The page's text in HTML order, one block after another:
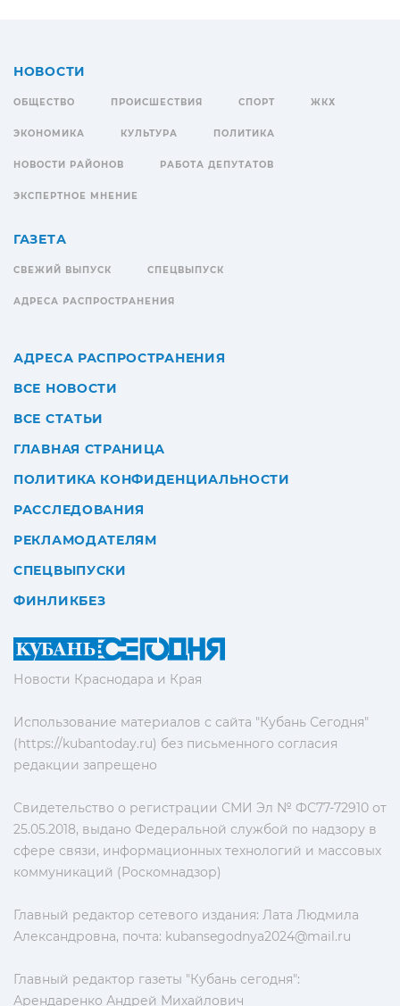
Новости Краснодара и Края
Использование материалов с сайта "Кубань Сегодня"
(https://kubantoday.ru) без письменного согласия
редакции запрещено
Свидетельство о регистрации СМИ Эл № ФС77-72910 от
25.05.2018, выдано Федеральной службой по надзору в
сфере связи, информационных технологий и массовых
коммуникаций (Роскомнадзор)
Главный редактор сетевого издания: Лата Людмила
Александровна, почта: kubansegodnya2024@mail.ru
Главный редактор газеты "Кубань сегодня":
Арендаренко Андрей Михайлович
НОВОСТИ
ОБЩЕСТВО ПРОИСШЕСТВИЯ СПОРТ ЖКХ
ЭКОНОМИКА КУЛЬТУРА ПОЛИТИКА
НОВОСТИ РАЙОНОВ РАБОТА ДЕПУТАТОВ
ЭКСПЕРТНОЕ МНЕНИЕ
ГАЗЕТА
СВЕЖИЙ ВЫПУСК СПЕЦВЫПУСК
АДРЕСА РАСПРОСТРАНЕНИЯ
АДРЕСА РАСПРОСТРАНЕНИЯ
ВСЕ НОВОСТИ
ВСЕ СТАТЬИ
ГЛАВНАЯ СТРАНИЦА
ПОЛИТИКА КОНФИДЕНЦИАЛЬНОСТИ
РАССЛЕДОВАНИЯ
РЕКЛАМОДАТЕЛЯМ
СПЕЦВЫПУСКИ
ФИНЛИКБЕЗ